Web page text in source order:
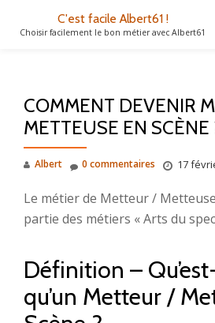
C'est facile Albert61 !
Choisir facilement le bon métier avec Albert61
COMMENT DEVENIR
METTEUSE EN SCÈNE
Albert 17
0 commentaires
Le métier de Metteur /
partie des métiers « Arts du
Définition –
qu’un Metteur /